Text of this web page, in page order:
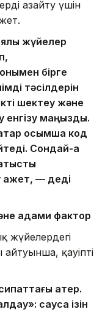
азайту үшін
жүйелер
бірге
тәсілдерін
шектеу және
енгізу маңызды.
қосымша код
Сондай-ақ
қажет, — деді
адами фактор
жүйелердегі
қауіптің
қатер.
саусақ ізін